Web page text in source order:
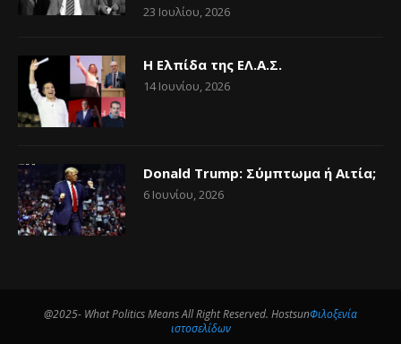
23 Ιουλίου, 2026
Η Ελπίδα της ΕΛ.Α.Σ.
14 Ιουνίου, 2026
Donald Trump: Σύμπτωμα ή Αιτία;
6 Ιουνίου, 2026
@2025- What Politics Means All Right Reserved. HostsunΦιλοξενία
ιστοσελίδων